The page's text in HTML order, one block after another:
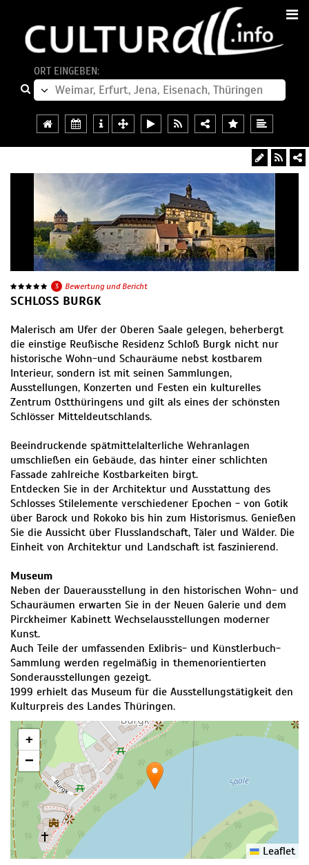
ORT EINGEBEN:
3 Bewertung und Bericht
SCHLOSS BURGK
Malerisch am Ufer der Oberen Saale gelegen, beherbergt
die einstige Reußische Residenz Schloß Burgk nicht nur
historische Wohn-und Schauräume nebst kostbarem
Interieur, sondern ist mit seinen Sammlungen,
Ausstellungen, Konzerten und Festen ein kulturelles
Zentrum Ostthüringens und gilt als eines der schönsten
Schlösser Mitteldeutschlands.
Beeindruckende spätmittelalterliche Wehranlagen
umschließen ein Gebäude, das hinter einer schlichten
Fassade zahlreiche Kostbarkeiten birgt.
Entdecken Sie in der Architektur und Ausstattung des
Schlosses Stilelemente verschiedener Epochen - von Gotik
über Barock und Rokoko bis hin zum Historismus. Genießen
Sie die Aussicht über Flusslandschaft, Täler und Wälder. Die
Einheit von Architektur und Landschaft ist faszinierend.
Museum
Neben der Dauerausstellung in den historischen Wohn- und
Schauräumen erwarten Sie in der Neuen Galerie und dem
Pirckheimer Kabinett Wechselausstellungen moderner
Kunst.
Auch Teile der umfassenden Exlibris- und Künstlerbuch-
Sammlung werden regelmäßig in themenorientierten
Sonderausstellungen gezeigt.
1999 erhielt das Museum für die Ausstellungstätigkeit den
Kulturpreis des Landes Thüringen.
+
−
Leaflet